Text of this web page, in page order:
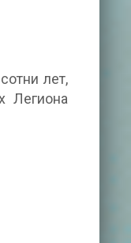
лет,
Легиона